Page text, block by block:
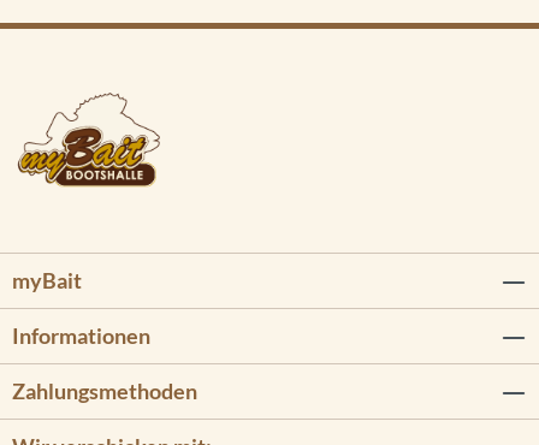
myBait
Informationen
Zahlungsmethoden